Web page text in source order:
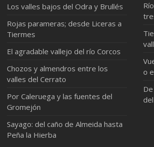
Los valles bajos del Odra y Brullés
Rojas parameras; desde Liceras a
Tiermes
El agradable vallejo del río Corcos
Chozos y almendros entre los
valles del Cerrato
Por Caleruega y las fuentes del
Gromejón
Sayago: del caño de Almeida hasta
Peña la Hierba
o